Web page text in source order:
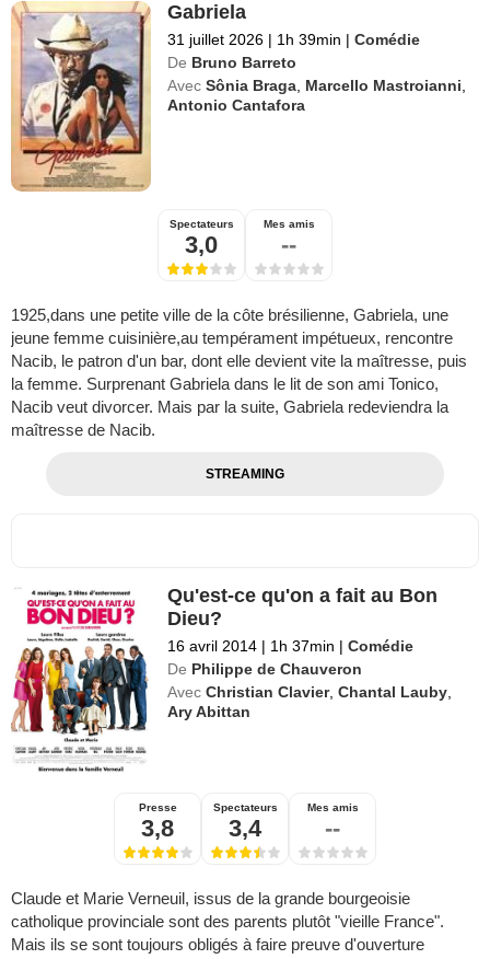
Gabriela
31 juillet 2026 | 1h 39min | Comédie
De Bruno Barreto
Avec Sônia Braga, Marcello Mastroianni,
Antonio Cantafora
Spectateurs
3,0
Mes amis
--
1925,dans une petite ville de la côte brésilienne, Gabriela, une
jeune femme cuisinière,au tempérament impétueux, rencontre
Nacib, le patron d'un bar, dont elle devient vite la maîtresse, puis
la femme. Surprenant Gabriela dans le lit de son ami Tonico,
Nacib veut divorcer. Mais par la suite, Gabriela redeviendra la
maîtresse de Nacib.
STREAMING
Qu'est-ce qu'on a fait au Bon
Dieu?
16 avril 2014 | 1h 37min | Comédie
De Philippe de Chauveron
Avec Christian Clavier,Chantal Lauby,
Ary Abittan
Presse
3,8
Spectateurs
3,4
Mes amis
--
Claude et Marie Verneuil, issus de la grande bourgeoisie
catholique provinciale sont des parents plutôt "vieille France".
Mais ils se sont toujours obligés à faire preuve d'ouverture